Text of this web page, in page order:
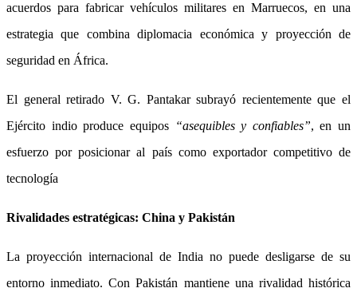
acuerdos para fabricar vehículos militares en Marruecos, en una
estrategia que combina diplomacia económica y proyección de
seguridad en África.
El general retirado V. G. Pantakar subrayó recientemente que el
Ejército indio produce equipos “asequibles y confiables”, en un
esfuerzo por posicionar al país como exportador competitivo de
tecnología
Rivalidades estratégicas: China y Pakistán
La proyección internacional de India no puede desligarse de su
entorno inmediato. Con Pakistán mantiene una rivalidad histórica